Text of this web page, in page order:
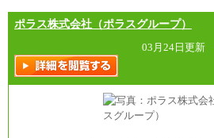
ポラス株式会社（ポラスグループ）
03月24日更新